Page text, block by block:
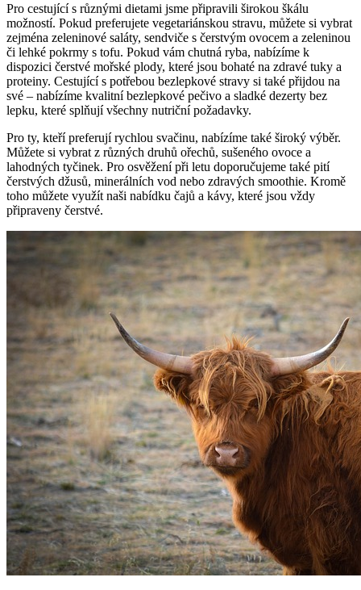
Pro cestující s různými dietami jsme připravili širokou škálu
možností. Pokud preferujete vegetariánskou stravu, můžete si vybrat
zejména zeleninové saláty, sendviče s čerstvým ovocem a zeleninou
či lehké pokrmy s tofu. Pokud vám chutná ryba, nabízíme k
dispozici čerstvé mořské plody, které jsou bohaté na zdravé tuky a
proteiny. Cestující s potřebou bezlepkové stravy si také přijdou na
své – nabízíme kvalitní bezlepkové pečivo a sladké dezerty bez
lepku, které splňují všechny nutriční požadavky.
Pro ty, kteří preferují rychlou svačinu, nabízíme také široký výběr.
Můžete si vybrat z různých druhů ořechů, sušeného ovoce a
lahodných tyčinek. Pro osvěžení při letu doporučujeme také pití
čerstvých džusů, minerálních vod nebo zdravých smoothie. Kromě
toho můžete využít naši nabídku čajů a kávy, které jsou vždy
připraveny čerstvé.